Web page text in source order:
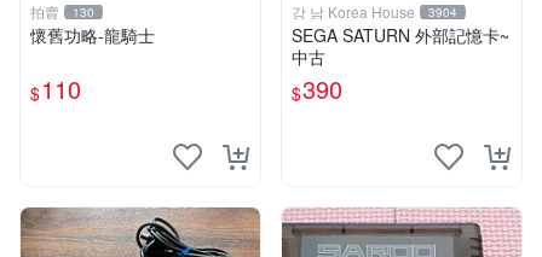
拍賣 130
懷舊功略-龍騎士
$110
강 남 Korea House 3904
SEGA SATURN 外部記憶卡~
中古
$390